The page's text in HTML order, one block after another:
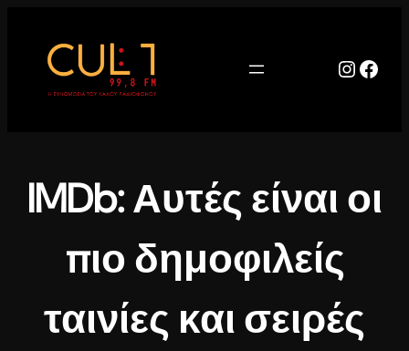
περιεχόμενο
IMDb: Αυτές είναι οι
πιο δημοφιλείς
ταινίες και σειρές